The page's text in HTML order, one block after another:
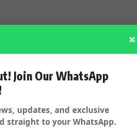
ಪೆಟ್ರೋಲ್
ಹಿರಿಯ ಕವಿಯ ಬಗ್ಗೆ ಮತ್ತು
ವಿಶೇಷವಾದ ಆಂದೋಲನ
×
Join Our WhatsApp
updates, and exclusive
straight to your WhatsApp.